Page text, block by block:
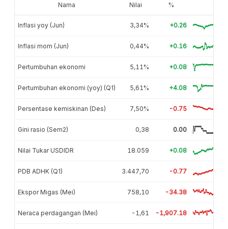
Nama Nilai %
Inflasi yoy (Jun) 3,34% +0.26
Inflasi mom (Jun) 0,44% +0.16
Pertumbuhan ekonomi 5,11% +0.08
Pertumbuhan ekonomi (yoy) (Q1) 5,61% +4.08
Persentase kemiskinan (Des) 7,50% -0.75
Gini rasio (Sem2) 0,38 0.00
Nilai Tukar USDIDR 18.059 +0.08
PDB ADHK (Q1) 3.447,70 -0.77
Ekspor Migas (Mei) 758,10 -34.38
Neraca perdagangan (Mei) -1,61 -1,907.18